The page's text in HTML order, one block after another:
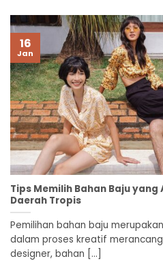
Tips Memilih Bahan Baju
Daerah Tropis
Pemilihan bahan baju
dalam proses kreatif
designer, bahan [...]
16
Jan